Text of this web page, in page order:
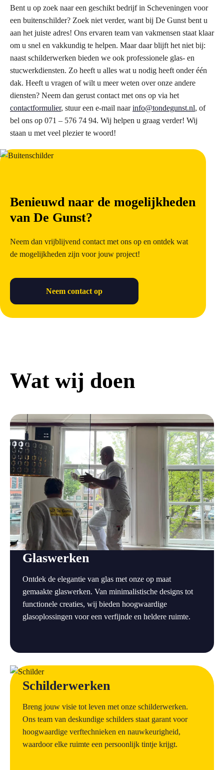
Bent u op zoek naar een geschikt bedrijf in Scheveningen voor
een buitenschilder? Zoek niet verder, want bij De Gunst bent u
aan het juiste adres! Ons ervaren team van vakmensen staat klaar
om u snel en vakkundig te helpen. Maar daar blijft het niet bij:
naast schilderwerken bieden we ook professionele glas- en
stucwerkdiensten. Zo heeft u alles wat u nodig heeft onder één
dak. Heeft u vragen of wilt u meer weten over onze andere
diensten? Neem dan gerust contact met ons op via het
contactformulier, stuur een e-mail naarinfo@tondegunst.nl, of
bel ons op 071 – 576 74 94. Wij helpen u graag verder! Wij
staan u met veel plezier te woord!
Benieuwd naar de mogelijkheden
van De Gunst?
Neem dan vrijblijvend contact met ons op en ontdek wat
de mogelijkheden zijn voor jouw project!
Neem contact op
Wat wij doen
Glaswerken
Ontdek de elegantie van glas met onze op maat
gemaakte glaswerken. Van minimalistische designs tot
functionele creaties, wij bieden hoogwaardige
glasoplossingen voor een verfijnde en heldere ruimte.
a
Schilderwerken
Breng jouw visie tot leven met onze schilderwerken.
Ons team van deskundige schilders staat garant voor
hoogwaardige verftechnieken en nauwkeurigheid,
waardoor elke ruimte een persoonlijk tintje krijgt.
a